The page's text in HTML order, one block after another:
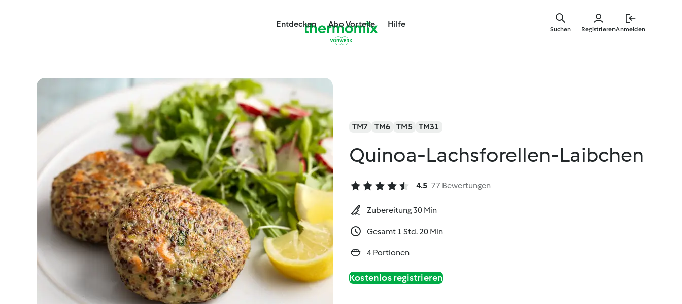
springen
Entdecken Abo Vorteile Hilfe
RegistrierenAnmelden
Suchen
TM7 TM6 TM5 TM31
Quinoa-Lachsforellen-Laibchen
4.5 77 Bewertungen
Zubereitung 30 Min
Gesamt 1 Std. 20 Min
4 Portionen
Kostenlos registrieren